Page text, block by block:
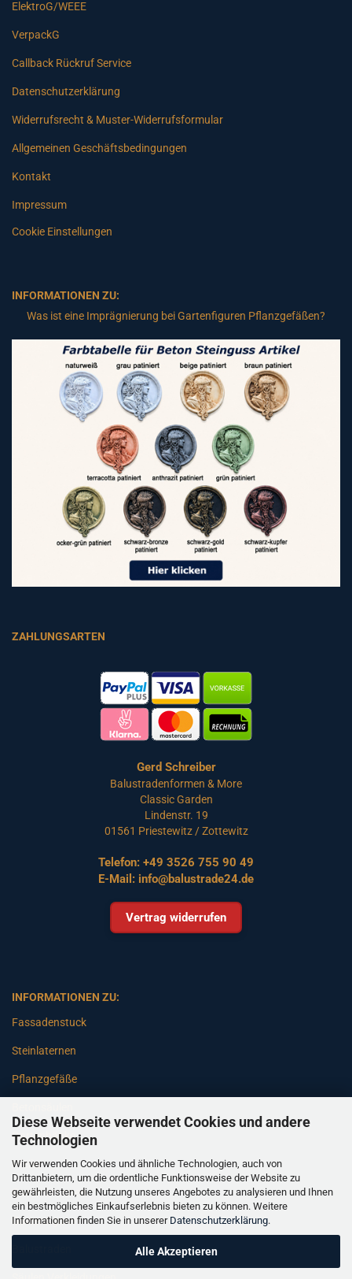
Diese Webseite verwendet Cookies und andere
Technologien
Wir verwenden Cookies und ähnliche Technologien, auch von
Drittanbietern, um die ordentliche Funktionsweise der Website zu
gewährleisten, die Nutzung unseres Angebotes zu analysieren und Ihnen
ein bestmögliches Einkaufserlebnis bieten zu können. Weitere
Informationen finden Sie in unserer Datenschutzerklärung.
Alle Akzeptieren
ElektroG/WEEE
VerpackG
Callback Rückruf Service
Datenschutzerklärung
Widerrufsrecht & Muster-Widerrufsformular
Allgemeinen Geschäftsbedingungen
Kontakt
Impressum
Cookie Einstellungen
INFORMATIONEN ZU:
Was ist eine Imprägnierung bei Gartenfiguren Pflanzgefäßen?
ZAHLUNGSARTEN
Gerd Schreiber
Balustradenformen & More
Classic Garden
Lindenstr. 19
01561 Priestewitz / Zottewitz
Telefon: +49 3526 755 90 49
E-Mail: info@balustrade24.de
Vertrag widerrufen
INFORMATIONEN ZU:
Fassadenstuck
Steinlaternen
Pflanzgefäße
Gartenbänke
Pfeiler
Gartenbrunnen
Gartenfiguren